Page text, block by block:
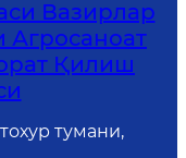
Вазирлар
Агросаноат
Қилиш
тумани,